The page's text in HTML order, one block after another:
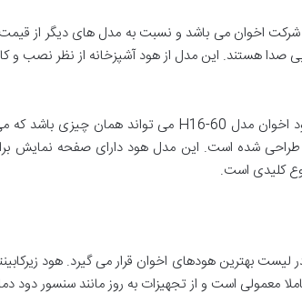
اخوان می باشد و نسبت به مدل های دیگر از
صدا هستند. این مدل از هود آشپزخانه از نظر نصب و
توربو با مکش بسیار قوی طراحی شده است. این مدل هود
کلیدی است.
معمولی است و از تجهیزات به روز مانند سنسور